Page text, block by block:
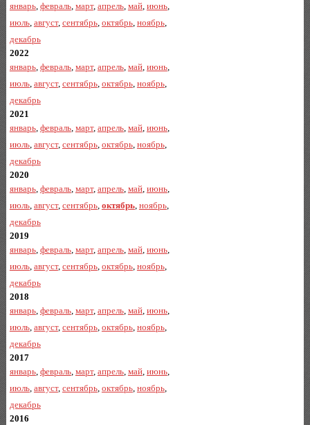
январь, февраль, март, апрель, май, июнь,
июль, август, сентябрь, октябрь, ноябрь,
декабрь
2022
январь, февраль, март, апрель, май, июнь,
июль, август, сентябрь, октябрь, ноябрь,
декабрь
2021
январь, февраль, март, апрель, май, июнь,
июль, август, сентябрь, октябрь, ноябрь,
декабрь
2020
январь, февраль, март, апрель, май, июнь,
июль, август, сентябрь, октябрь, ноябрь,
декабрь
2019
январь, февраль, март, апрель, май, июнь,
июль, август, сентябрь, октябрь, ноябрь,
декабрь
2018
январь, февраль, март, апрель, май, июнь,
июль, август, сентябрь, октябрь, ноябрь,
декабрь
2017
январь, февраль, март, апрель, май, июнь,
июль, август, сентябрь, октябрь, ноябрь,
декабрь
2016